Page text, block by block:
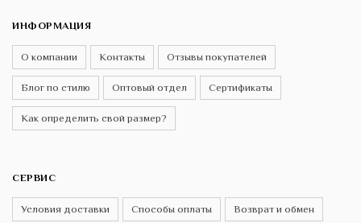
ИНФОРМАЦИЯ
О компании Контакты Отзывы покупателей
Блог по стилю Оптовый отдел Сертификаты
Как определить свой размер?
СЕРВИС
Условия доставки Способы оплаты Возврат и обмен